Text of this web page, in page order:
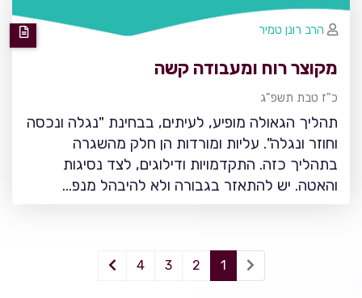
מקוצר רוח ומעבודה קשה
כ"ז טבת תשפ"ג
תהליך הגאולה מופיע, לעיתים, בבחינת "נגלה ונכסה
וחוזר ונגלה". עליות ומורדות הן חלק מהשגרה
בתהליך כזה. התקדמויות ודילוגים, לצד נסיגות
והאטה. יש להתאזר בגבורה ולא להיבהל מנפ…
הרב רונן טמיר
1
2
3
4